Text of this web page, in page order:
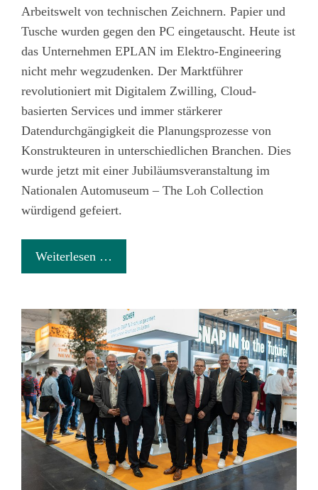
Arbeitswelt von technischen Zeichnern. Papier und
Tusche wurden gegen den PC eingetauscht. Heute ist
das Unternehmen EPLAN im Elektro-Engineering
nicht mehr wegzudenken. Der Marktführer
revolutioniert mit Digitalem Zwilling, Cloud-
basierten Services und immer stärkerer
Datendurchgängigkeit die Planungsprozesse von
Konstrukteuren in unterschiedlichen Branchen. Dies
wurde jetzt mit einer Jubiläumsveranstaltung im
Nationalen Automuseum – The Loh Collection
würdigend gefeiert.
Weiterlesen …